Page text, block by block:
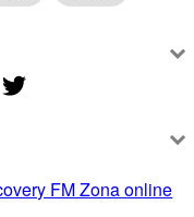
FM Zona online